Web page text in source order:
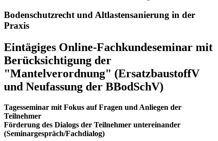
Bodenschutzrecht und Altlastensanierung in der
Praxis
Eintägiges Online-Fachkundeseminar mit
Berücksichtigung der
"Mantelverordnung" (ErsatzbaustoffV
und Neufassung der BBodSchV)
Tagesseminar mit Fokus auf Fragen und Anliegen der
Teilnehmer
Förderung des Dialogs der Teilnehmer untereinander
(Seminargespräch/Fachdialog)